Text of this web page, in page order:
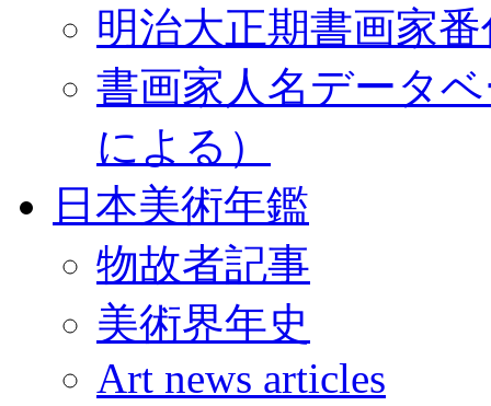
明治大正期書画家
書画家人名データ
による）
日本美術年鑑
物故者記事
美術界年史
Art news articles